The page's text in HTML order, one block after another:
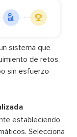
sistema que
de retos,
sin esfuerzo
estableciendo
Selecciona